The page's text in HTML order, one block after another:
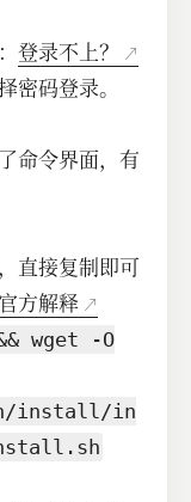
登录不上？
密码登录。
命令界面，有
直接复制即可
方解释
wget -O
install/in